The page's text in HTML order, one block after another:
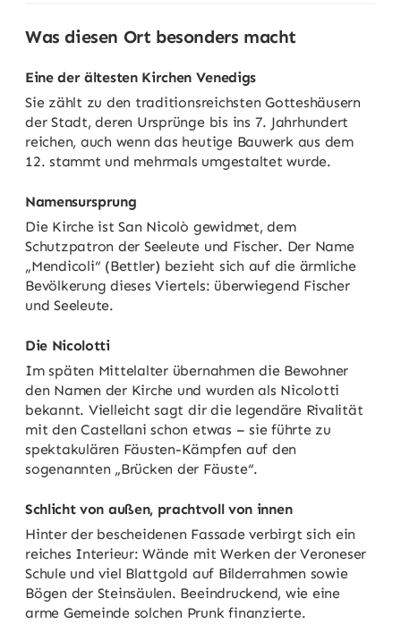
Was diesen Ort besonders macht
Eine der ältesten Kirchen Venedigs
Sie zählt zu den traditionsreichsten Gotteshäusern
der Stadt, deren Ursprünge bis ins 7. Jahrhundert
reichen, auch wenn das heutige Bauwerk aus dem
12. stammt und mehrmals umgestaltet wurde.
Namensursprung
Die Kirche ist San Nicolò gewidmet, dem
Schutzpatron der Seeleute und Fischer. Der Name
„Mendicoli“ (Bettler) bezieht sich auf die ärmliche
Bevölkerung dieses Viertels: überwiegend Fischer
und Seeleute.
Die Nicolotti
Im späten Mittelalter übernahmen die Bewohner
den Namen der Kirche und wurden als Nicolotti
bekannt. Vielleicht sagt dir die legendäre Rivalität
mit den Castellani schon etwas – sie führte zu
spektakulären Fäusten-Kämpfen auf den
sogenannten „Brücken der Fäuste“.
Schlicht von außen, prachtvoll von innen
Hinter der bescheidenen Fassade verbirgt sich ein
reiches Interieur: Wände mit Werken der Veroneser
Schule und viel Blattgold auf Bilderrahmen sowie
Bögen der Steinsäulen. Beeindruckend, wie eine
arme Gemeinde solchen Prunk finanzierte.